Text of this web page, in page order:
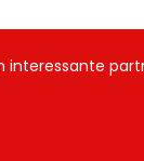
interessante